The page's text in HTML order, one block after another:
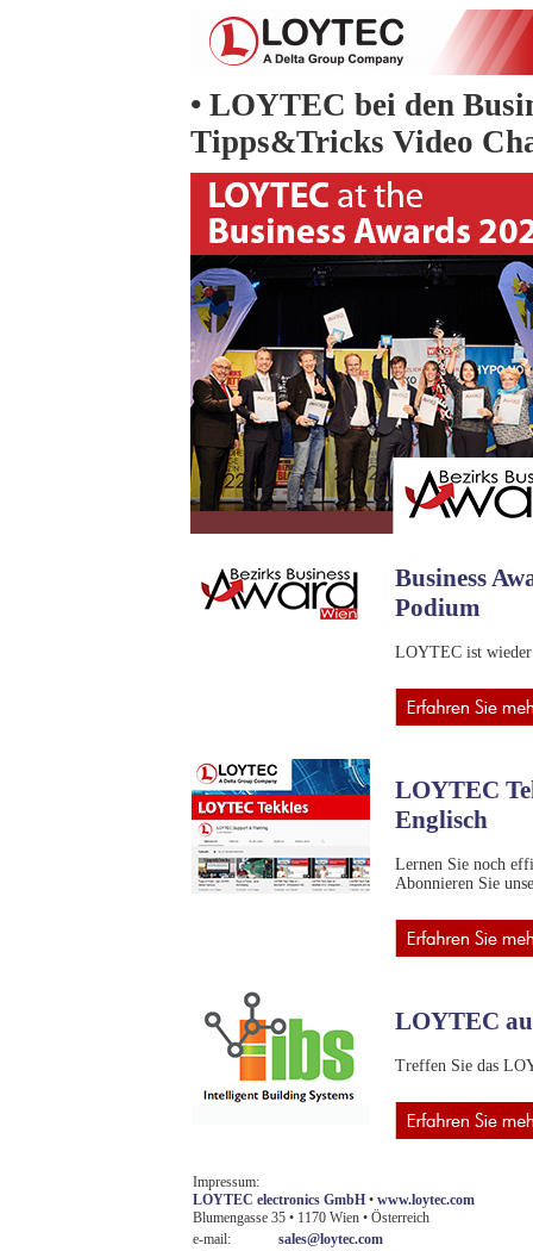
• LOYTEC bei den
Tipps&Tricks Video
Business
Podium
LOYTEC ist wieder
LOYTEC
Englisch
Lernen Sie noch
Abonnieren Sie
LOYTEC
Treffen Sie das
Impressum:
LOYTEC electronics GmbH • www.loytec.com
Blumengasse 35 • 1170 Wien • Österreich
e-mail:
sales@loytec.com